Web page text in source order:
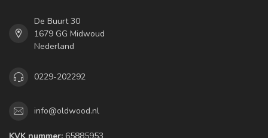
De Buurt 30
1679 GG Midwoud
Nederland
0229-202292
info@oldwood.nl
KVK nummer: 65885953